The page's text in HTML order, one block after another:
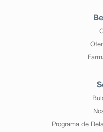
Programa de